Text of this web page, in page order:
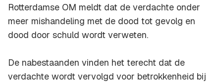
Rotterdamse OM meldt dat de verdachte onder
meer mishandeling met de dood tot gevolg en
dood door schuld wordt verweten.
De nabestaanden vinden het terecht dat de
verdachte wordt vervolgd voor betrokkenheid bij